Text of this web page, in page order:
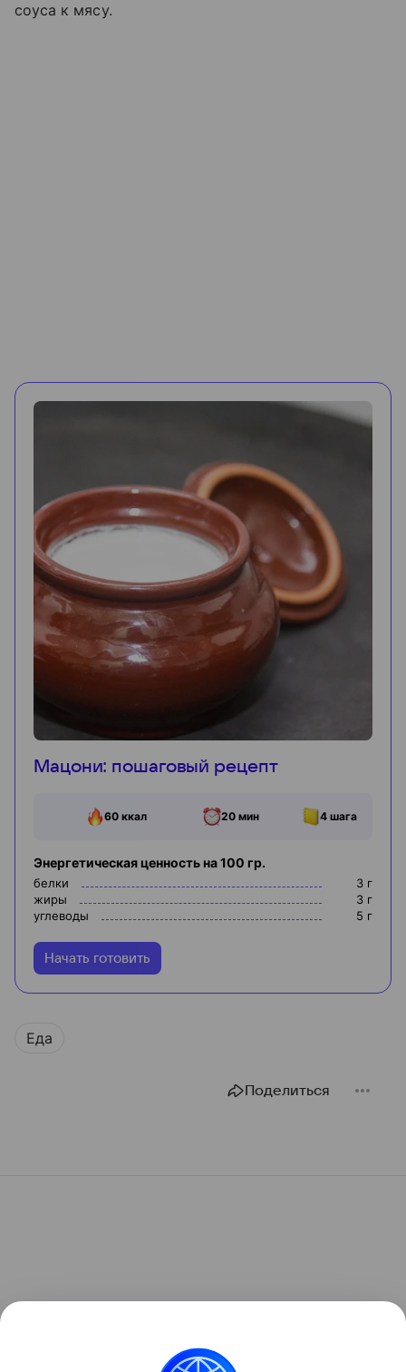
соуса к мясу.
Мацони: пошаговый рецепт
60ккал 20 мин 4 шага
Энергетическая ценность на 100 гр.
белки 3 г
жиры
3 г
углеводы
5 г
Начать готовить
Еда
Поделиться